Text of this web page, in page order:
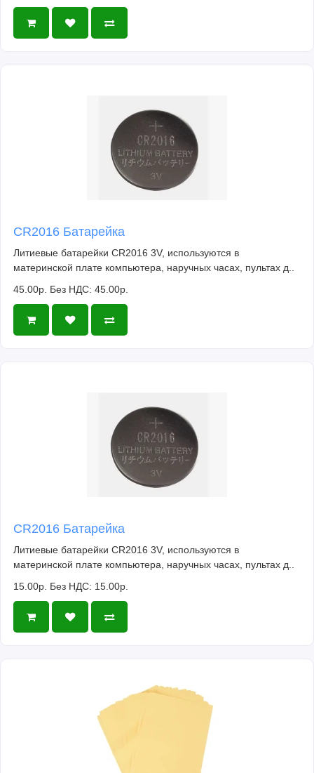
CR2016 Батарейка
Литиевые батарейки CR2016 3V, используются в
материнской плате компьютера, наручных часах, пультах д..
45.00р. Без НДС: 45.00р.
CR2016 Батарейка
Литиевые батарейки CR2016 3V, используются в
материнской плате компьютера, наручных часах, пультах д..
15.00р. Без НДС: 15.00р.